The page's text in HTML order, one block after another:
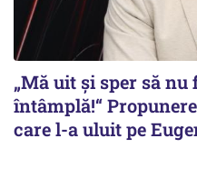
„Mă uit și sper să nu
întâmplă!“
care l-a uluit pe